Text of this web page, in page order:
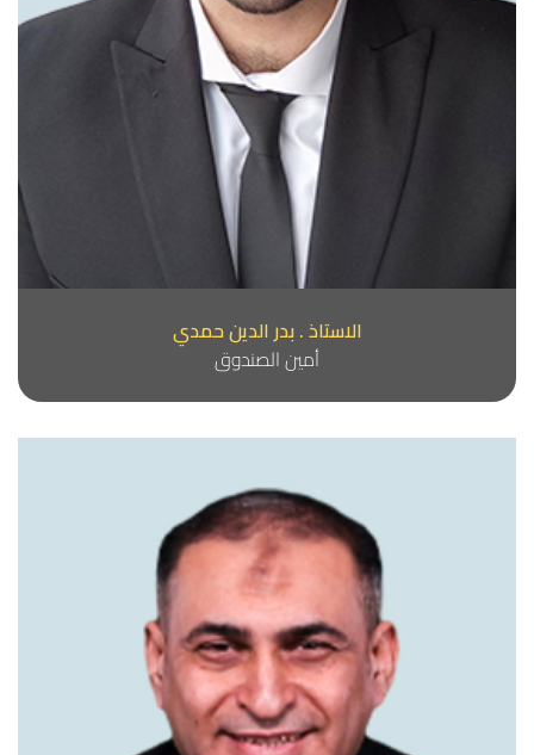
الاستاذ . بدر الدين حمدي
أمين الصندوق